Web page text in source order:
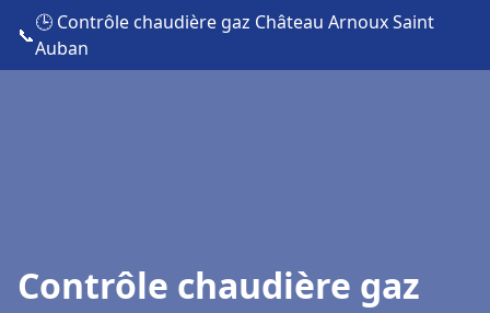
📞
🕒 Contrôle chaudière gaz Château Arnoux Saint
Auban
Contrôle chaudière gaz